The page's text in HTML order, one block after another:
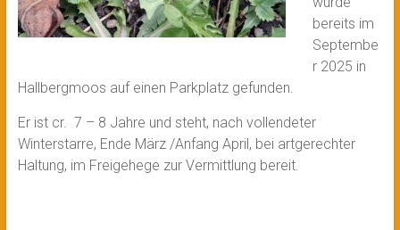
bereits im
Septembe
r 2025 in
Hallbergmoos auf einen Parkplatz gefunden.
Er ist cr. 7 – 8 Jahre und steht, nach vollendeter
Winterstarre, Ende März /Anfang April, bei artgerechter
Haltung, im Freigehege zur Vermittlung bereit.